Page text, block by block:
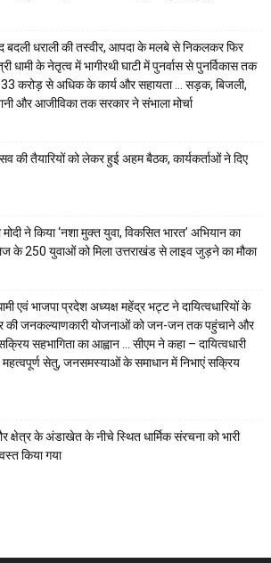
बदली धराली की तस्वीर, आपदा के मलबे से निकलकर फिर
धामी के नेतृत्व में भागीरथी घाटी में पुनर्वास से पुनर्विकास तक
करोड़ से अधिक के कार्य और सहायता … सड़क, बिजली,
और आजीविका तक सरकार ने संभाला मोर्चा
की तैयारियों को लेकर हुई अहम बैठक, कार्यकर्ताओं ने दिए
ने किया ‘नशा मुक्त युवा, विकसित भारत’ अभियान का
के 250 युवाओं को मिला उत्तराखंड से लाइव जुड़ने का मौका
एवं भाजपा प्रदेश अध्यक्ष महेंद्र भट्ट ने दायित्वधारियों के
की जनकल्याणकारी योजनाओं को जन-जन तक पहुंचाने और
सहभागिता का आह्वान … सीएम ने कहा – दायित्वधारी
सेतु, जनसमस्याओं के समाधान में निभाएं सक्रिय
क्षेत्र के अंडाखेत के नीचे स्थित धार्मिक संरचना को भारी
किया गया